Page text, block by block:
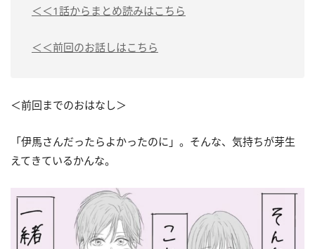
＜＜1話からまとめ読みはこちら
＜＜前回のお話しはこちら
＜前回までのおはなし＞
「伊馬さんだったらよかったのに」。そんな、気持ちが芽生
えてきているかんな。